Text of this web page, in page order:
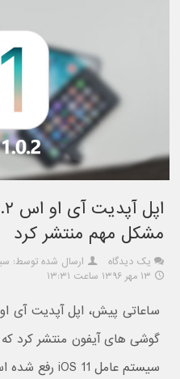
مشکل مهم منتشر کرد
یک دیدگاه
ارسال شده توسط:
۱۳ مهر ۱۳۹۶ ساعت ۱۳:۳۱
گوشی های آیفون منتشر کرد که
سیستم عامل iOS 11 رفع شده است.